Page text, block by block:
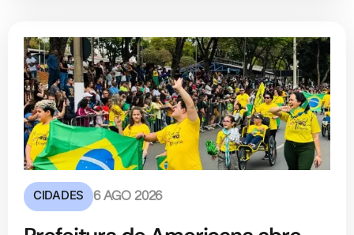
CIDADES 6 AGO 2026